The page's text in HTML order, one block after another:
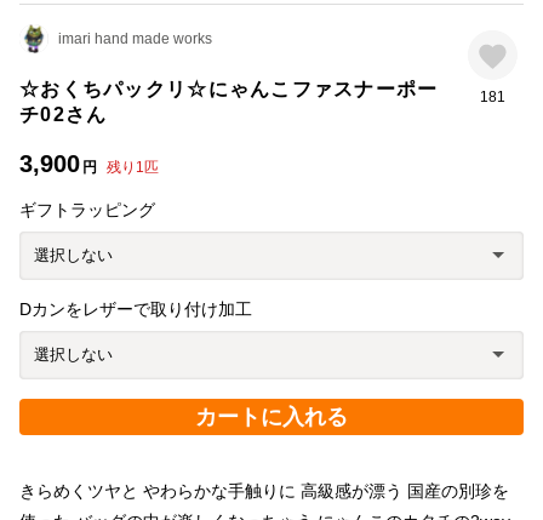
imari hand made works
☆おくちパックリ☆にゃんこファスナーポー
チ02さん
3,900 円 残り 1 匹
181
ギフトラッピング
Dカンをレザーで取り付け加工
カートに入れる
きらめくツヤと やわらかな手触りに 高級感が漂う 国産の別珍を